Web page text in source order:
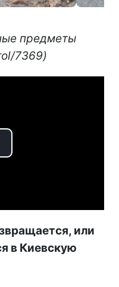
предметы
7369)
или
в Киевскую